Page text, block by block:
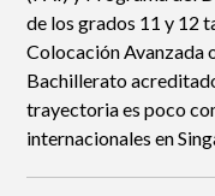
de los grados 11 y 12
Colocación Avanzada
Bachillerato
trayectoria es poco
internacionales en